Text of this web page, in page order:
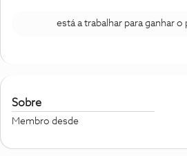
está a trabalhar para ganhar
Sobre
Membro desde